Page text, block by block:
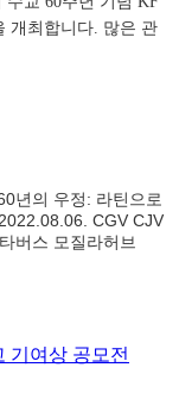
개최합니다. 많은 관
기여상 공모전